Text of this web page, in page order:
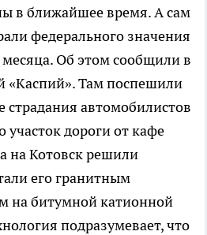
в ближайшее время. А сам
федерального значения
Об этом сообщили в
«Каспий». Там поспешили
страдания автомобилистов
участок дороги от кафе
на Котовск решили
его гранитным
на битумной катионной
подразумевает, что